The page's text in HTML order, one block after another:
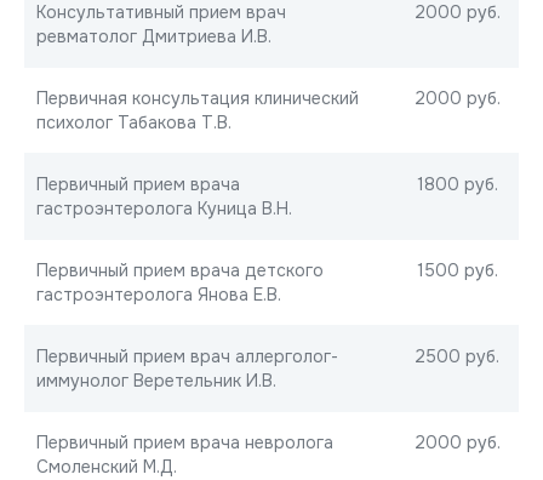
Консультативный прием врач
ревматолог Дмитриева И.В.
2000 руб.
Первичная консультация клинический
психолог Табакова Т.В.
2000 руб.
Первичный прием врача
гастроэнтеролога Куница В.Н.
1800 руб.
Первичный прием врача детского
гастроэнтеролога Янова Е.В.
1500 руб.
Первичный прием врач аллерголог-
иммунолог Веретельник И.В.
2500 руб.
Первичный прием врача невролога
Смоленский М.Д.
2000 руб.